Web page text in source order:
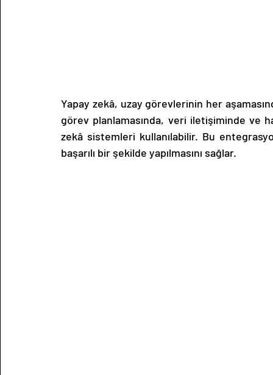
Yapay zekâ, uzay görevlerinin her
görev planlamasında, veri iletişiminde ve
zekâ sistemleri kullanılabilir. Bu
başarılı bir şekilde yapılmasını sağlar.